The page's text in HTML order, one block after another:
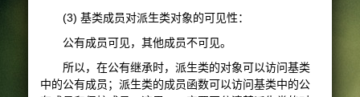
(3) 基类成员对派生类对象的可见性：
公有成员可见，其他成员不可见。
所以，在公有继承时，派生类的对象可以访问基类
中的公有成员；派生类的成员函数可以访问基类中的公